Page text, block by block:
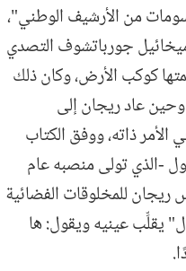
رسومات من الأرشيف الوطني"،
جورباتشوف التصدي
كوكب الأرض، وكان ذلك
جينيف للسلام عام 1985، وحين عاد ريجان إلى
الأمر ذاته، ووفق الكتاب
-الذي تولى منصبه عام
ريجان للمخلوقات الفضائية
يقلِّب عينيه ويقول: ها